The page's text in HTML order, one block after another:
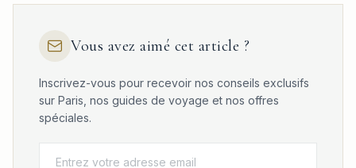
Vous avez aimé cet article ?
Inscrivez-vous pour recevoir nos conseils exclusifs
sur Paris, nos guides de voyage et nos offres
spéciales.